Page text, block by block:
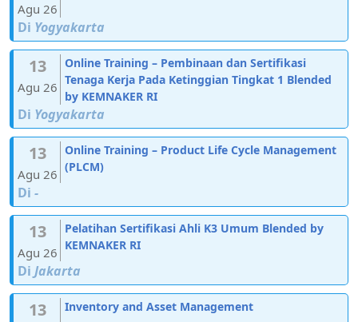
Agu 26
Di Yogyakarta
13
Agu 26
Online Training – Pembinaan dan Sertifikasi
Tenaga Kerja Pada Ketinggian Tingkat 1 Blended
by KEMNAKER RI
Di Yogyakarta
13
Agu 26
Online Training – Product Life Cycle Management
(PLCM)
Di -
13
Agu 26
Pelatihan Sertifikasi Ahli K3 Umum Blended by
KEMNAKER RI
Di Jakarta
13 Inventory and Asset Management